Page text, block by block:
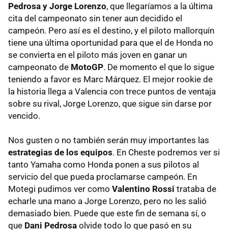
Pedrosa y Jorge Lorenzo, que llegaríamos a la última
cita del campeonato sin tener aun decidido el
campeón. Pero así es el destino, y el piloto mallorquín
tiene una última oportunidad para que el de Honda no
se convierta en el piloto más joven en ganar un
campeonato de MotoGP. De momento el que lo sigue
teniendo a favor es Marc Márquez. El mejor rookie de
la historia llega a Valencia con trece puntos de ventaja
sobre su rival, Jorge Lorenzo, que sigue sin darse por
vencido.
Nos gusten o no también serán muy importantes las
estrategias de los equipos. En Cheste podremos ver si
tanto Yamaha como Honda ponen a sus pilotos al
servicio del que pueda proclamarse campeón. En
Motegi pudimos ver como Valentino Rossi trataba de
echarle una mano a Jorge Lorenzo, pero no les salió
demasiado bien. Puede que este fin de semana sí, o
que Dani Pedrosa olvide todo lo que pasó en su